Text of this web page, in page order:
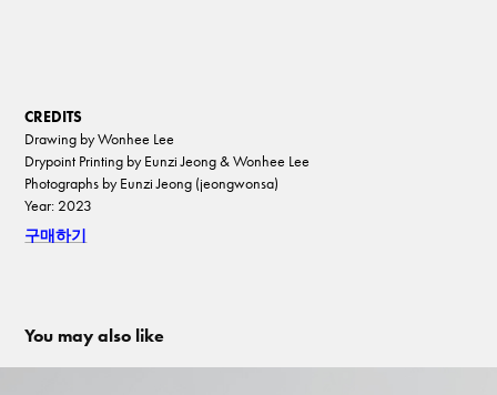
CREDITS
Drawing by Wonhee Lee
Drypoint Printing by Eunzi Jeong & Wonhee Lee
Photographs by Eunzi Jeong (jeongwonsa)
Year: 2023
구매하기
You may also like